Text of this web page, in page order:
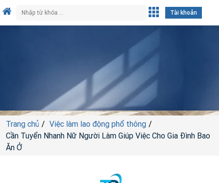
Tài khoản
Trang chủ
Việc làm lao động phổ thông
Cần Tuyển Nhanh Nữ Người Làm Giúp Việc Cho Gia Đình Bao
Ăn Ở